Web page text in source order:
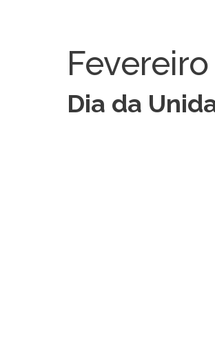
Fevereiro
Dia da